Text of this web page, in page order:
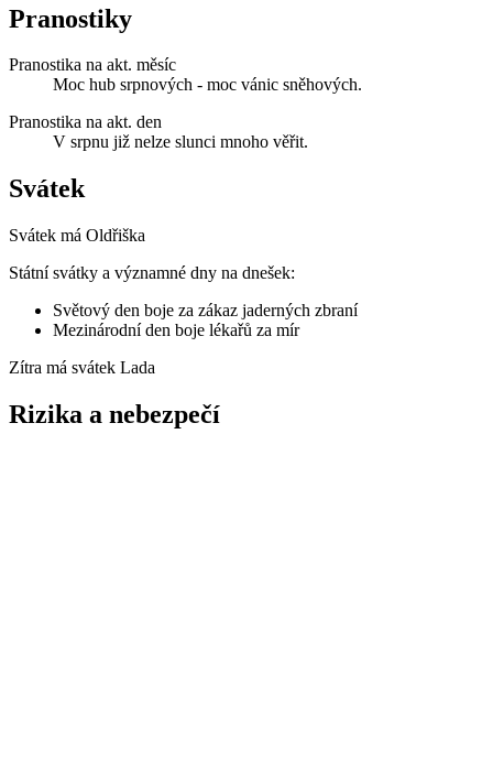
Pranostiky
Pranostika na akt. měsíc
Moc hub srpnových - moc vánic sněhových.
Pranostika na akt. den
V srpnu již nelze slunci mnoho věřit.
Svátek
Svátek má Oldřiška
Státní svátky a významné dny na dnešek:
Světový den boje za zákaz jaderných zbraní
Mezinárodní den boje lékařů za mír
Zítra má svátek Lada
Rizika a nebezpečí